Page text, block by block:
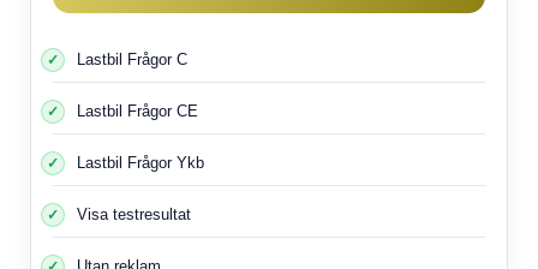
Lastbil Frågor C
Lastbil Frågor CE
Lastbil Frågor Ykb
Visa testresultat